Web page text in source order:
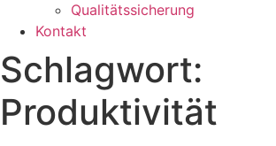
Qualitätssicherung
Kontakt
Schlagwort:
Produktivität